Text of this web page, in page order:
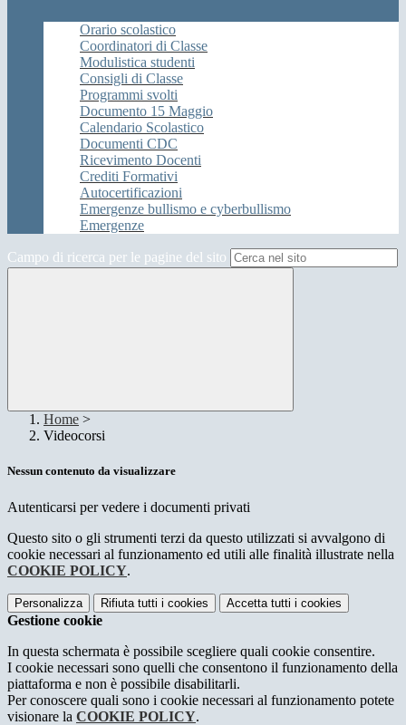
Orario scolastico
Coordinatori di Classe
Modulistica studenti
Consigli di Classe
Programmi svolti
Documento 15 Maggio
Calendario Scolastico
Documenti CDC
Ricevimento Docenti
Crediti Formativi
Autocertificazioni
Emergenze bullismo e cyberbullismo
Emergenze
Campo di ricerca per le pagine del sito
Home >
Videocorsi
Nessun contenuto da visualizzare
Autenticarsi per vedere i documenti privati
Questo sito o gli strumenti terzi da questo utilizzati si avvalgono di
cookie necessari al funzionamento ed utili alle finalità illustrate nella
COOKIE POLICY.
Personalizza Rifiuta tutti i cookies Accetta tutti i cookies
Gestione cookie
In questa schermata è possibile scegliere quali cookie consentire.
I cookie necessari sono quelli che consentono il funzionamento della
piattaforma e non è possibile disabilitarli.
Per conoscere quali sono i cookie necessari al funzionamento potete
visionare la COOKIE POLICY.